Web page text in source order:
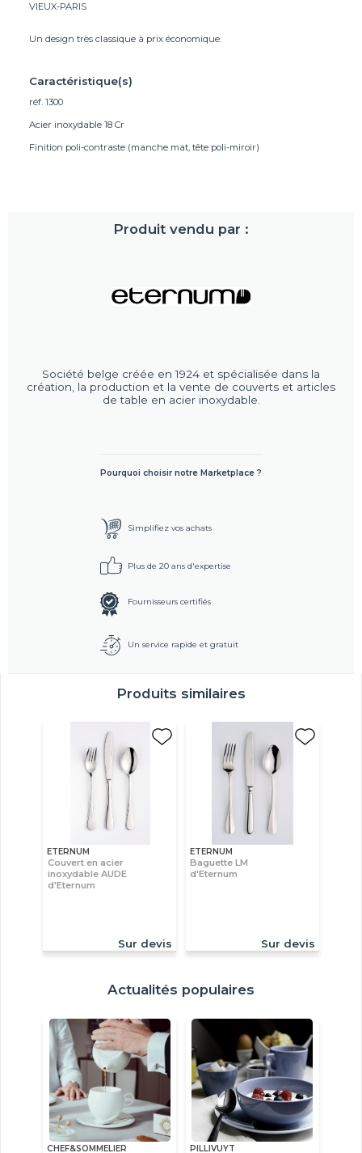
VIEUX-PARIS
Un design très classique à prix économique.
Caractéristique(s)
réf. 1300
Acier inoxydable 18 Cr
Finition poli-contraste (manche mat, tête poli-miroir)
Produit vendu par :
Société belge créée en 1924 et spécialisée dans la
création, la production et la vente de couverts et articles
de table en acier inoxydable.
Pourquoi choisir notre Marketplace ?
Simplifiez vos achats
Plus de 20 ans d'expertise
Fournisseurs certifiés
Un service rapide et gratuit
Produits similaires
ETERNUM
Couvert en acier
inoxydable AUDE
d'Eternum
Sur devis
ETERNUM
Baguette LM
d'Eternum
Sur devis
Actualités populaires
CHEF&SOMMELIER PILLIVUYT